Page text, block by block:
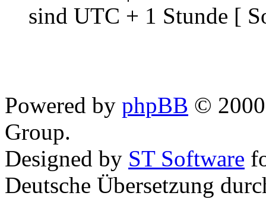
sind UTC + 1 Stunde [
Powered by phpBB ©
Group.
Designed by ST Software
Deutsche Übersetzung